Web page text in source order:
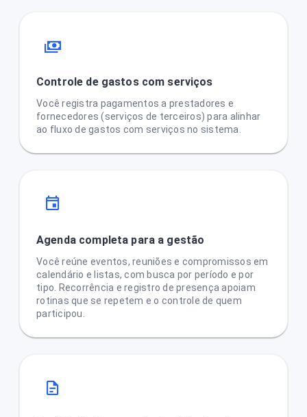
Controle de gastos com serviços
Você registra pagamentos a prestadores e
fornecedores (serviços de terceiros) para alinhar
ao fluxo de gastos com serviços no sistema.
Agenda completa para a gestão
Você reúne eventos, reuniões e compromissos em
calendário e listas, com busca por período e por
tipo. Recorrência e registro de presença apoiam
rotinas que se repetem e o controle de quem
participou.